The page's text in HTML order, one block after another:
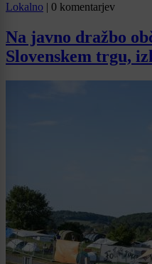
Lokalno | 0 komentarjev
Na javno dražbo
Slovenskem trgu,